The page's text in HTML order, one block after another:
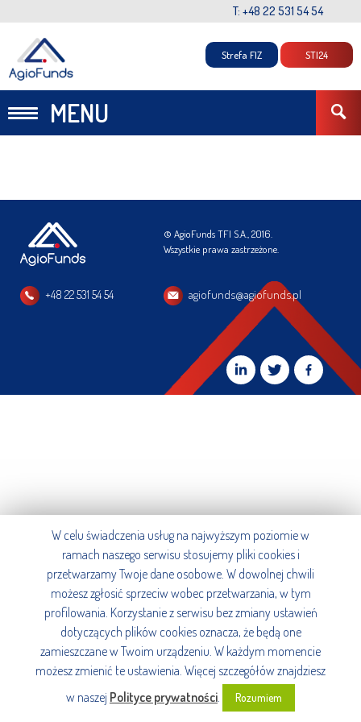
T: +48 22 531 54 54
MENU
Strefa FIZ STI24
© AgioFunds TFI S.A., 2016.
Wszystkie prawa zastrzeżone.
+48 22 531 54 54 agiofunds@agiofunds.pl
W celu świadczenia usług na najwyższym poziomie w
ramach naszego serwisu stosujemy pliki cookies i
przetwarzamy Twoje dane osobowe. W dowolnej chwili
możesz zgłosić sprzeciw wobec przetwarzania, w tym
profilowania. Korzystanie z serwisu bez zmiany ustawień
dotyczących plików cookies oznacza, że będą one
zamieszczane w Twoim urządzeniu. W każdym momencie
możesz zmienić te ustawienia. Więcej szczegółów znajdziesz
w naszej Polityce prywatności. Rozumiem